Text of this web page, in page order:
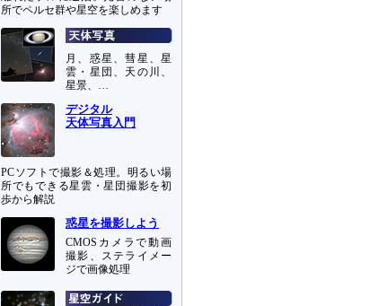
所でペルセ群や星空を楽しめます
月、惑星、彗星、星
雲・星団、天の川、
星景、…
デジタル
天体写真入門
PCソフトで撮影＆処理。明るい場
所でもできる星雲・星団撮影を初
歩から解説
惑星を撮影しよう
CMOSカメラで動画
撮影、ステライメー
ジで画像処理